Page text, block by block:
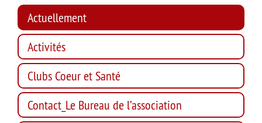
Actuellement
Activités
Clubs Coeur et Santé
Contact_Le Bureau de l’association